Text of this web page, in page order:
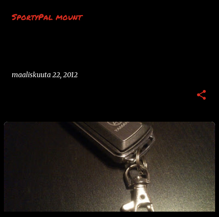
SportyPal mount
maaliskuuta 22, 2012